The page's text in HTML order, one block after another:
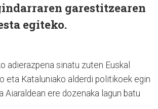
garestitzearen
egiteko.
adierazpena sinatu zuten Euskal
eta Kataluniako alderdi politikoek egin
Aiaraldean ere dozenaka lagun batu